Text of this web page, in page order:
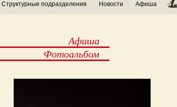
Структурные подразделения Новости Афиша
Афиша
Фотоальбом